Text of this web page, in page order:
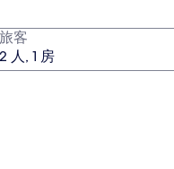
旅客